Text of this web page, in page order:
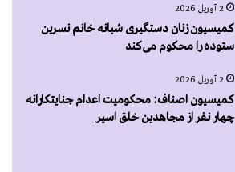
2 آوریل 2026
کمیسیون زنان دستگیری شبانه خانم نسرین
ستوده را محکوم می‌کند
2 آوریل 2026
کمیسیون اصناف: محکومیت اعدام جنایتکارانه
چهار نفر از مجاهدین خلق اسیر